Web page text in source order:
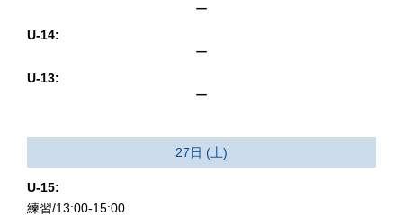
ー
U-14:
ー
U-13:
ー
27日 (土)
U-15:
練習/13:00-15:00